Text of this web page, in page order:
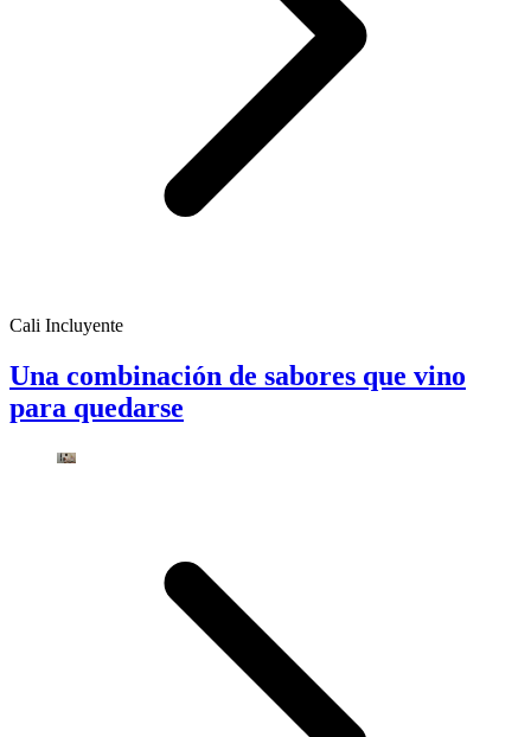
Cali Incluyente
Una combinación de sabores que vino
para quedarse